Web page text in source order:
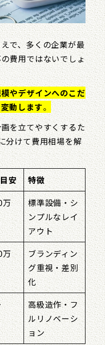
で、多くの企業が最
費用ではないでしょ
やデザインへのこだ
動します。
を立てやすくするた
分けて費用相場を解
安
特徴
万
標準設備・シ
ンプルなレイ
アウト
万
ブランディン
グ重視・差別
化
高級造作・フ
ルリノベーシ
ョン